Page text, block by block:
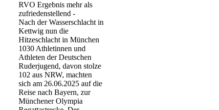
RVO Ergebnis mehr als
zufriedenstellend -
Nach der Wasserschlacht in
Kettwig nun die
Hitzeschlacht in München
1030 Athletinnen und
Athleten der Deutschen
Ruderjugend, davon stolze
102 aus NRW, machten
sich am 26.06.2025 auf die
Reise nach Bayern, zur
Münchener Olympia